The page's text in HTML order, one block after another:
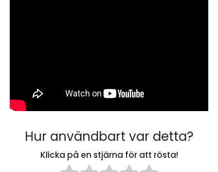
Hur användbart var detta?
Klicka på en stjärna för att rösta!